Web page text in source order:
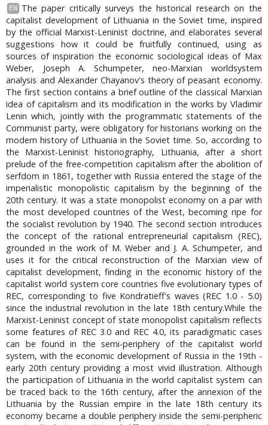
EN
The paper critically surveys the historical research on the
capitalist development of Lithuania in the Soviet time, inspired
by the official Marxist-Leninist doctrine, and elaborates several
suggestions how it could be fruitfully continued, using as
sources of inspiration the economic sociological ideas of Max
Weber, Joseph A. Schumpeter, neo-Marxian worldsystem
analysis and Alexander Chayanov's theory of peasant economy.
The first section contains a brief outline of the classical Marxian
idea of capitalism and its modification in the works by Vladimir
Lenin which, jointly with the programmatic statements of the
Communist party, were obligatory for historians working on the
modern history of Lithuania in the Soviet time. So, according to
the Marxist-Leninist historiography, Lithuania, after a short
prelude of the free-competition capitalism after the abolition of
serfdom in 1861, together with Russia entered the stage of the
imperialistic monopolistic capitalism by the beginning of the
20th century. It was a state monopolist economy on a par with
the most developed countries of the West, becoming ripe for
the socialist revolution by 1940. The second section introduces
the concept of the rational entrepreneurial capitalism (REC),
grounded in the work of M. Weber and J. A. Schumpeter, and
uses it for the critical reconstruction of the Marxian view of
capitalist development, finding in the economic history of the
capitalist world system core countries five evolutionary types of
REC, corresponding to five Kondratieff's waves (REC 1.0 - 5.0)
since the industrial revolution in the late 18th century.While the
Marxist-Leninist concept of state monopolist capitalism reflects
some features of REC 3.0 and REC 4.0, its paradigmatic cases
can be found in the semi-periphery of the capitalist world
system, with the economic development of Russia in the 19th -
early 20th century providing a most vivid illustration. Although
the participation of Lithuania in the world capitalist system can
be traced back to the 16th century, after the annexion of the
Lithuania by the Russian empire in the late 18th century its
economy became a double periphery inside the semi-peripheric